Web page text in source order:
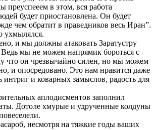
преуспееем в этом, вся работа
будет приостановлена. Он будет
чем обратит в праведников весь Иран”.
ухмылялся.
и мы должны атаковать Заратустру
Ведь мы не можем напрямик бороться с
что он чрезвычайно силен, но мы можем
и опосредовано. Это нам нравится даже
интриг и коварных замыслов, радость для
аплодисментов заполнил
Дотоле хмурые и удрученные колдуны
несмотря на тяжкие годы ваших